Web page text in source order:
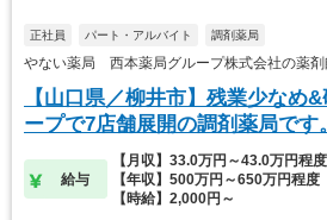
正社員 パート・アルバイト 調剤薬局
やない薬局 西本薬局グループ株式会社の薬剤
【山口県／柳井市】残業少なめ
ープで7店舗展開の調剤薬局です。
給与
【月収】33.0万円～43.0万円程
【年収】500万円～650万円程度
【時給】2,000円～